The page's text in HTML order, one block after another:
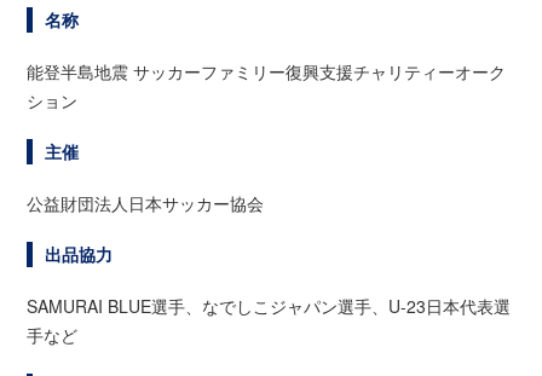
名称
能登半島地震 サッカーファミリー復興支援チャリティーオーク
ション
主催
公益財団法人日本サッカー協会
出品協力
SAMURAI BLUE選手、なでしこジャパン選手、U-23日本代表選
手など